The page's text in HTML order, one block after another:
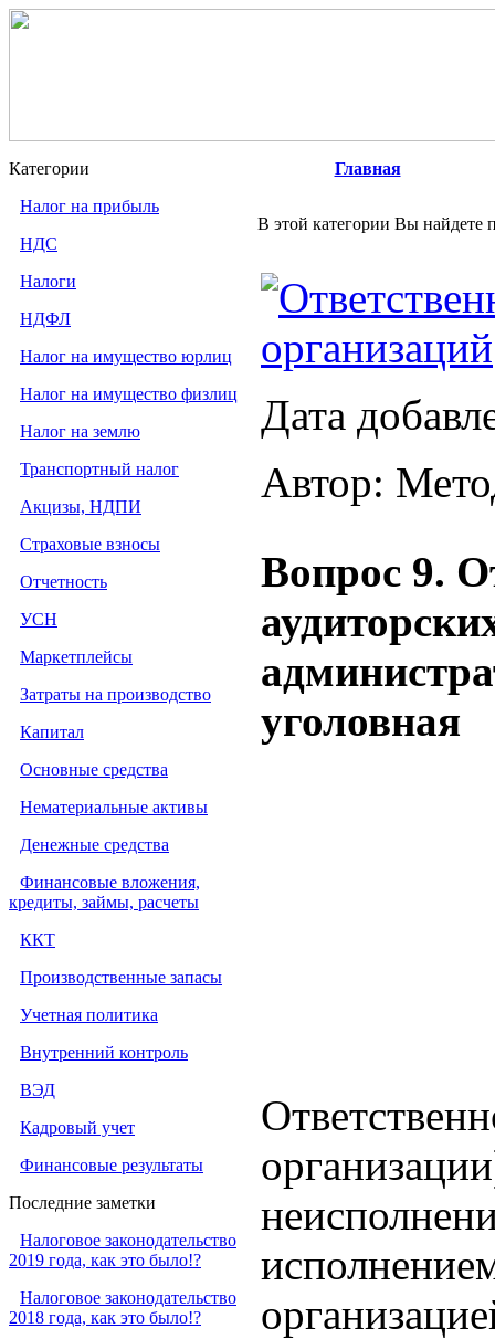
Категории
Налог на прибыль
НДС
Налоги
НДФЛ
Налог на имущество юрлиц
Налог на имущество физлиц
Налог на землю
Транспортный налог
Акцизы, НДПИ
Страховые взносы
Отчетность
УСН
Маркетплейсы
Затраты на производство
Капитал
Основные средства
Нематериальные активы
Денежные средства
Финансовые вложения,
кредиты, займы, расчеты
ККТ
Производственные запасы
Учетная политика
Внутренний контроль
ВЭД
Кадровый учет
Финансовые результаты
Последние заметки
Налоговое законодательство
2019 года, как это было!?
Налоговое законодательство
2018 года, как это было!?
Главная
В этой категории Вы найдете
организаций
Дата
Автор:
Вопрос 9.
уголовная